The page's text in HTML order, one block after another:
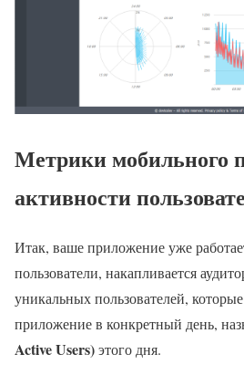
Метрики мобильного
активности
Итак, ваше приложение уже
пользователи, накапливается
уникальных пользователей,
приложение в конкретный день,
Active Users)этого дня.